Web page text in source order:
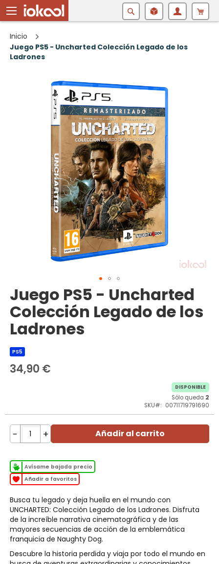
Buscar
Inicio
Juego PS5 - Uncharted Colección Legado de los
Ladrones
Saltar
al
comienzo
de
la
de
imágenes
Juego PS5 - Uncharted
Colección Legado de los
Ladrones
PS5
34,90 €
DISPONIBLE
Sólo queda 2
SKU
00711719791690
- + Añadir al carrito
Avísame bajada precio
Añadir a favoritos
Busca tu legado y deja huella en el mundo con
UNCHARTED: Colección Legado de los Ladrones. Disfruta
de la increíble narrativa cinematográfica y de las
mayores secuencias de acción de la emblemática
franquicia de Naughty Dog.
Descubre la historia perdida y viaja por todo el mundo en